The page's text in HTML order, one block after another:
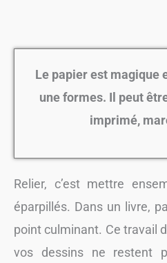
Le papier est magique
une formes. Il peut
imprimé,
Relier, c’est mettre
éparpillés. Dans un livre,
point culminant. Ce travail
vos dessins ne restent